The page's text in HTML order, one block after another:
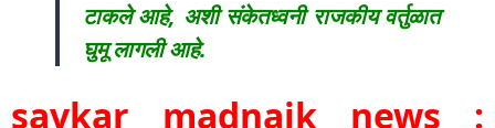
टाकले आहे, अशी संकेतध्वनी राजकीय वर्तुळात
घुमू लागली आहे.
savkar madnaik news :